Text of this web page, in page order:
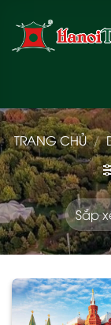
qua
TRANG CHỦ /